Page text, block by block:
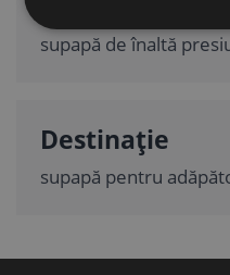
supapă de înaltă
Destinație
supapă pentru